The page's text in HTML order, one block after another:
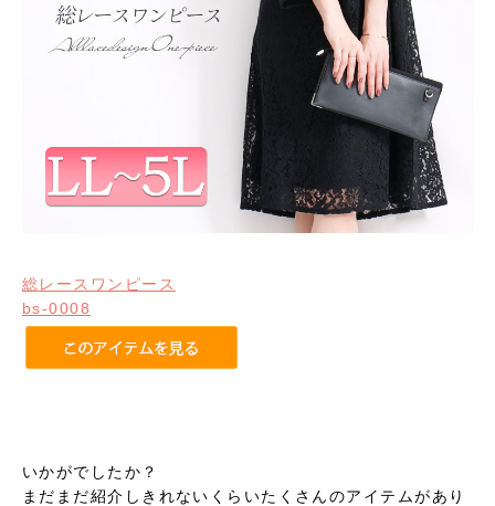
総レースワンピース
bs-0008
いかがでしたか？
まだまだ紹介しきれないくらいたくさんのアイテムがあり